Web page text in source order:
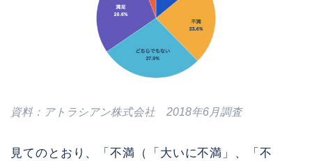
資料：アトラシアン株式会社 2018年6月調査
見てのとおり、「不満（「大いに不満」、「不